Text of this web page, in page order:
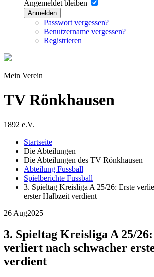
Angemeldet bleiben
Anmelden
Passwort vergessen?
Benutzername vergessen?
Registrieren
Mein Verein
TV Rönkhausen
1892 e.V.
Startseite
Die Abteilungen
Die Abteilungen des TV Rönkhausen
Abteilung Fussball
Spielberichte Fussball
3. Spieltag Kreisliga A 25/26: Erste
erster Halbzeit verdient
26 Aug2025
3. Spieltag Kreisliga A 25/
verliert nach schwacher
verdient